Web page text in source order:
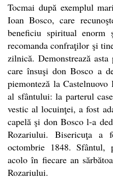
Tocmai după exemplul
Ioan Bosco, care
beneficiu spiritual
recomanda confraţilor şi
zilnică. Demonstrează
care însuşi don Bosco a
piemonteză la
al sfântului: la parterul
vestic al locuinţei, a fost
capelă şi don Bosco l-a
Rozariului. Bisericuţa
octombrie 1848. Sfântul,
acolo în fiecare an
Rozariului.